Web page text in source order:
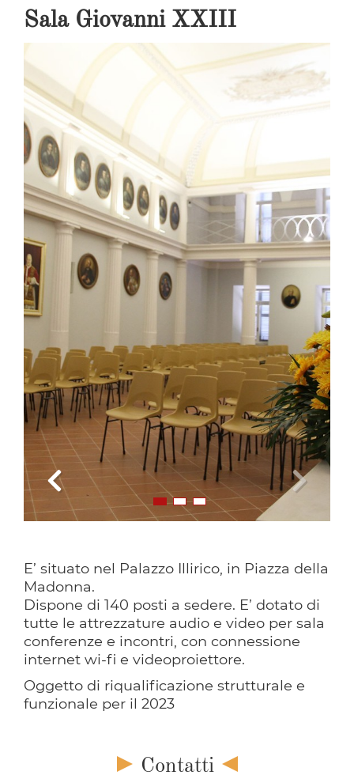
Sala Giovanni XXIII
1 2 3
E’ situato nel Palazzo Illirico, in Piazza della
Madonna.
Dispone di 140 posti a sedere. E’ dotato di
tutte le attrezzature audio e video per sala
conferenze e incontri, con connessione
internet wi-fi e videoproiettore.
Oggetto di riqualificazione strutturale e
funzionale per il 2023
Contatti